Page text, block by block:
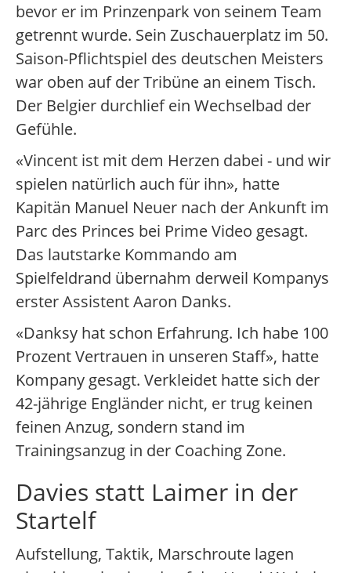
bevor er im Prinzenpark von seinem Team
getrennt wurde. Sein Zuschauerplatz im 50.
Saison-Pflichtspiel des deutschen Meisters
war oben auf der Tribüne an einem Tisch.
Der Belgier durchlief ein Wechselbad der
Gefühle.
«Vincent ist mit dem Herzen dabei - und wir
spielen natürlich auch für ihn», hatte
Kapitän Manuel Neuer nach der Ankunft im
Parc des Princes bei Prime Video gesagt.
Das lautstarke Kommando am
Spielfeldrand übernahm derweil Kompanys
erster Assistent Aaron Danks.
«Danksy hat schon Erfahrung. Ich habe 100
Prozent Vertrauen in unseren Staff», hatte
Kompany gesagt. Verkleidet hatte sich der
42-jährige Engländer nicht, er trug keinen
feinen Anzug, sondern stand im
Trainingsanzug in der Coaching Zone.
Davies statt Laimer in der
Startelf
Aufstellung, Taktik, Marschroute lagen